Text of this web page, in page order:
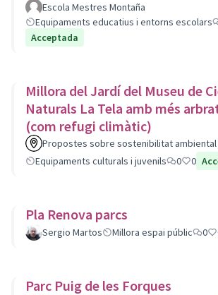
Escola Mestres Montaña
Equipaments educatius i entorns escolars
Acceptada
Millora del Jardí del Museu de
Naturals La Tela amb més
(com refugi climàtic)
Propostes sobre sostenibilitat ambiental
Equipaments culturals i juvenils
0 0
Pla Renova parcs
Sergio Martos Millora espai públic 0
Parc Puig de les Forques